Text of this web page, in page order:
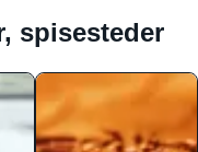
spisesteder